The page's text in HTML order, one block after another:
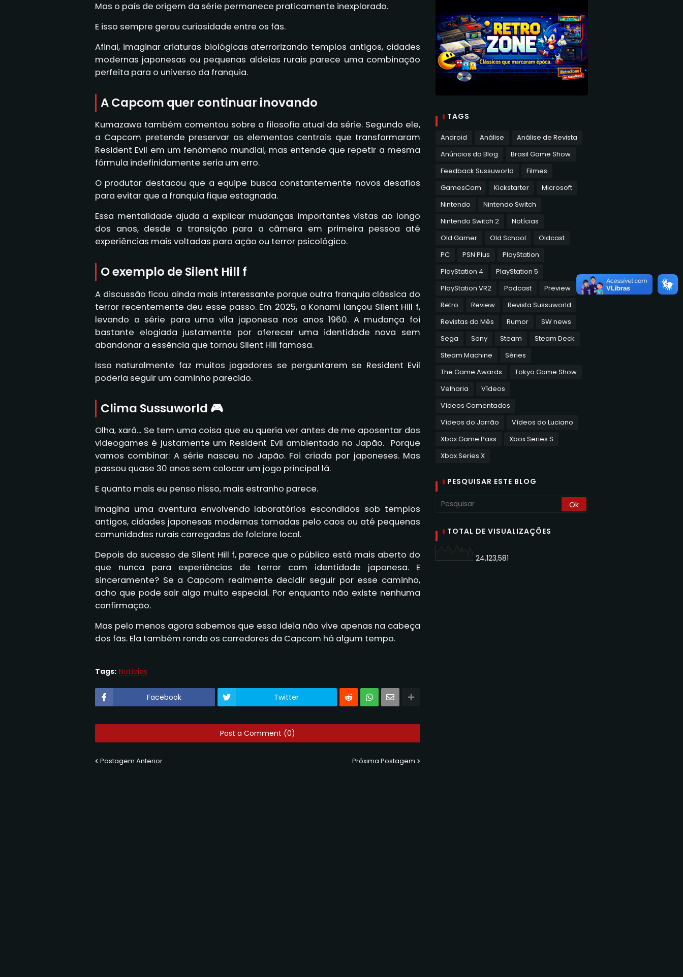
Mas o país de origem da série permanece praticamente inexplorado.
E isso sempre gerou curiosidade entre os fãs.
Afinal, imaginar criaturas biológicas aterrorizando templos antigos, cidades
modernas japonesas ou pequenas aldeias rurais parece uma combinação
perfeita para o universo da franquia.
A Capcom quer continuar inovando
Kumazawa também comentou sobre a filosofia atual da série. Segundo ele,
a Capcom pretende preservar os elementos centrais que transformaram
Resident Evil em um fenômeno mundial, mas entende que repetir a mesma
fórmula indefinidamente seria um erro.
O produtor destacou que a equipe busca constantemente novos desafios
para evitar que a franquia fique estagnada.
Essa mentalidade ajuda a explicar mudanças importantes vistas ao longo
dos anos, desde a transição para a câmera em primeira pessoa até
experiências mais voltadas para ação ou terror psicológico.
O exemplo de Silent Hill f
A discussão ficou ainda mais interessante porque outra franquia clássica do
terror recentemente deu esse passo. Em 2025, a Konami lançou Silent Hill f,
levando a série para uma vila japonesa nos anos 1960. A mudança foi
bastante elogiada justamente por oferecer uma identidade nova sem
abandonar a essência que tornou Silent Hill famosa.
Isso naturalmente faz muitos jogadores se perguntarem se Resident Evil
poderia seguir um caminho parecido.
Clima Sussuworld 🎮
Olha, xará... Se tem uma coisa que eu queria ver antes de me aposentar dos
videogames é justamente um Resident Evil ambientado no Japão. Porque
vamos combinar: A série nasceu no Japão. Foi criada por japoneses. Mas
passou quase 30 anos sem colocar um jogo principal lá.
E quanto mais eu penso nisso, mais estranho parece.
Imagina uma aventura envolvendo laboratórios escondidos sob templos
antigos, cidades japonesas modernas tomadas pelo caos ou até pequenas
comunidades rurais carregadas de folclore local.
Depois do sucesso de Silent Hill f, parece que o público está mais aberto do
que nunca para experiências de terror com identidade japonesa. E
sinceramente? Se a Capcom realmente decidir seguir por esse caminho,
acho que pode sair algo muito especial. Por enquanto não existe nenhuma
confirmação.
Mas pelo menos agora sabemos que essa ideia não vive apenas na cabeça
dos fãs. Ela também ronda os corredores da Capcom há algum tempo.
Tags: Notícias
Facebook Twitter
Post a Comment (0)
Postagem Anterior Próxima Postagem
TAGS
Android Análise
Análise de Revista
Anúncios do Blog
Brasil Game Show
Feedback Sussuworld
Filmes
GamesCom
Kickstarter
Microsoft
Nintendo
Nintendo Switch
Nintendo Switch 2
Notícias
Old Gamer
Old School
Oldcast
PC
PSN Plus
PlayStation
PlayStation 4
PlayStation 5
PlayStation VR2
Podcast
Preview
Retro
Review
Revista Sussuworld
Revistas do Mês
Rumor
SW news
Sega
Sony Steam
Steam Deck
Steam Machine
Séries
The Game Awards
Tokyo Game Show
Velharia
Vídeos
Vídeos Comentados
Vídeos do Jarrão
Vídeos do Luciano
Xbox Game Pass
Xbox Series S
Xbox Series X
PESQUISAR ESTE BLOG
TOTAL DE VISUALIZAÇÕES
24,123,581